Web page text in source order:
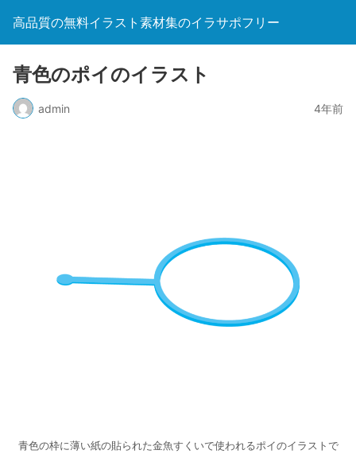
高品質の無料イラスト素材集のイラサポフリー
青色のポイのイラスト
admin 4年前
青色の枠に薄い紙の貼られた金魚すくいで使われるポイのイラストで